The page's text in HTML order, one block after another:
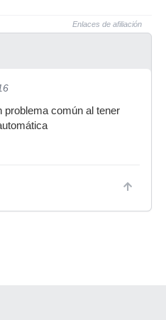
Enlaces de afiliación
problema común al tener